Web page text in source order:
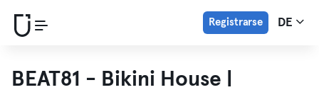
Registrarse DE
BEAT81 - Bikini House |